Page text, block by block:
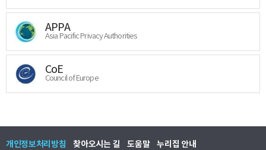
APPA
Asia Pacific Privacy Authorities
CoE
Council of Europe
개인정보처리방침 찾아오시는 길 도움말 누리집 안내